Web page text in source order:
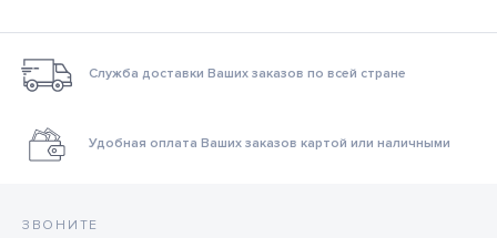
Служба доставки Ваших заказов по всей стране
Удобная оплата Ваших заказов картой или наличными
ЗВОНИТЕ